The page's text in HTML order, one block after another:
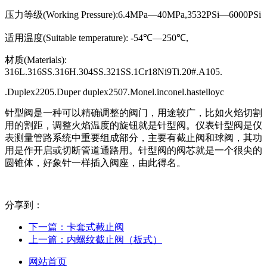
压力等级(Working Pressure):6.4MPa—40MPa,3532PSi—6000PSi
适用温度(Suitable temperature): -54℃—250℃,
材质(Materials):
316L.316SS.316H.304SS.321SS.1Cr18Ni9Ti.20#.A105.
.Duplex2205.Duper duplex2507.Monel.inconel.hastelloyc
针型阀是一种可以精确调整的阀门，用途较广，比如火焰切割
用的割距，调整火焰温度的旋钮就是针型阀。仪表针型阀是仪
表测量管路系统中重要组成部分，主要有截止阀和球阀，其功
用是作开启或切断管道通路用。针型阀的阀芯就是一个很尖的
圆锥体，好象针一样插入阀座，由此得名。
分享到：
下一篇： 卡套式截止阀
上一篇： 内螺纹截止阀（板式）
网站首页